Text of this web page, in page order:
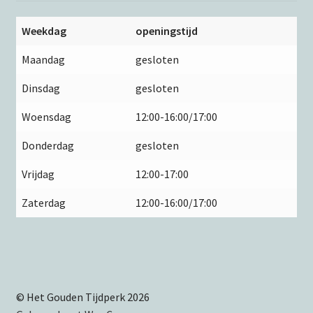
Weekdag openingstijd
Maandag gesloten
Dinsdag gesloten
Woensdag 12:00-16:00/17:00
Donderdag gesloten
Vrijdag 12:00-17:00
Zaterdag 12:00-16:00/17:00
© Het Gouden Tijdperk 2026